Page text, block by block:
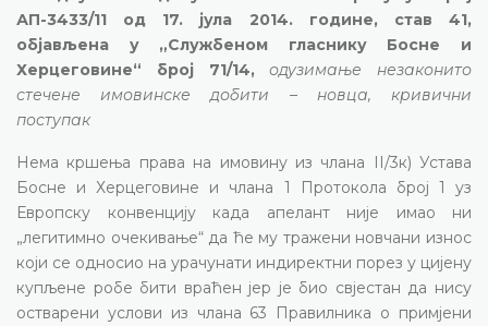
АП-3433/11 од 17. јула 2014. године, став 41,
објављена у „Службеном гласнику Босне и
Херцеговине“ број 71/14,одузимање незаконито
стечене имовинске добити – новца, кривични
поступак
Нема кршења права на имовину из члана II/3к) Устава
Босне и Херцеговине и члана 1 Протокола број 1 уз
Европску конвенцију када апелант није имао ни
„легитимно очекивање“ да ће му тражени новчани износ
који се односио на урачунати индиректни порез у цијену
купљене робе бити враћен јер је био свјестан да нису
остварени услови из члана 63 Правилника о примјени